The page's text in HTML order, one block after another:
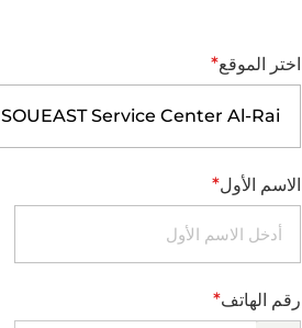
اختر الموقع*
SOUEAST Service Center Al-Rai
الاسم الأول*
رقم الهاتف*